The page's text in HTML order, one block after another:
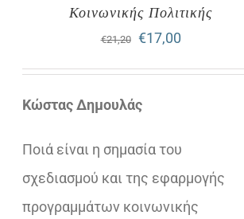
Κοινωνικής Πολιτικής
€21,20
Original
price
€17,00Η
τρέχουσα
€17,00.
Κώστας Δημουλάς
Ποιά είναι η σημασία του
σχεδιασμού και της εφαρμογής
προγραμμάτων κοινωνικής